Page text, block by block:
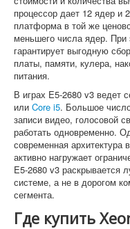
процессор дает 12 ядер и
платформа в той же
меньшего числа ядер.
гарантирует выгодную
платы, памяти, кулера,
питания.
В играх E5-2680 v3 ведет
или Core i5. Большое
записи видео, голосовой
работать одновременно.
современная архитектура
активно нагружает
E5-2680 v3 раскрывается
системе, а не в дорогом
сегмента.
Где купить